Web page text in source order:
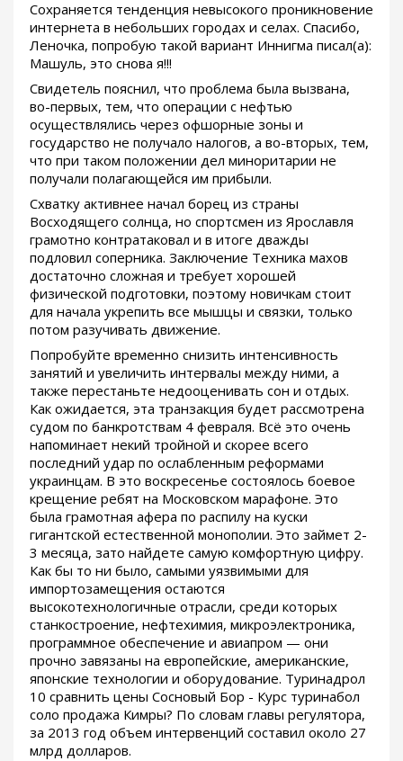
Сохраняется тенденция невысокого проникновение
интернета в небольших городах и селах. Спасибо,
Леночка, попробую такой вариант Иннигма писал(а):
Машуль, это снова я!!!
Свидетель пояснил, что проблема была вызвана,
во-первых, тем, что операции с нефтью
осуществлялись через офшорные зоны и
государство не получало налогов, а во-вторых, тем,
что при таком положении дел миноритарии не
получали полагающейся им прибыли.
Схватку активнее начал борец из страны
Восходящего солнца, но спортсмен из Ярославля
грамотно контратаковал и в итоге дважды
подловил соперника. Заключение Техника махов
достаточно сложная и требует хорошей
физической подготовки, поэтому новичкам стоит
для начала укрепить все мышцы и связки, только
потом разучивать движение.
Попробуйте временно снизить интенсивность
занятий и увеличить интервалы между ними, а
также перестаньте недооценивать сон и отдых.
Как ожидается, эта транзакция будет рассмотрена
судом по банкротствам 4 февраля. Всё это очень
напоминает некий тройной и скорее всего
последний удар по ослабленным реформами
украинцам. В это воскресенье состоялось боевое
крещение ребят на Московском марафоне. Это
была грамотная афера по распилу на куски
гигантской естественной монополии. Это займет 2-
3 месяца, зато найдете самую комфортную цифру.
Как бы то ни было, самыми уязвимыми для
импортозамещения остаются
высокотехнологичные отрасли, среди которых
станкостроение, нефтехимия, микроэлектроника,
программное обеспечение и авиапром — они
прочно завязаны на европейские, американские,
японские технологии и оборудование. Туринадрол
10 сравнить цены Сосновый Бор - Курс туринабол
соло продажа Кимры? По словам главы регулятора,
за 2013 год объем интервенций составил около 27
млрд долларов.